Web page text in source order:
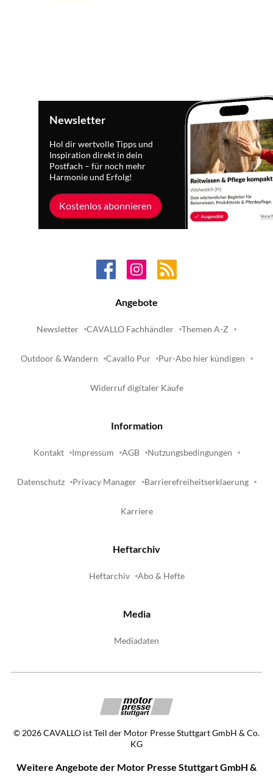
Newsletter
Hol dir wertvolle Tipps und
Inspiration direkt in dein
Postfach – für noch mehr
Harmonie und Erfolg!
Kostenlos abonnieren
Angebote
Newsletter CAVALLO Fachhändler Themen A-Z
Outdoor & Wandern Cavallo Pur Pur-Abo hier kündigen
Widerruf digitaler Käufe
Information
Kontakt Impressum AGB Nutzungsbedingungen
Datenschutz Privacy Manager Barrierefreiheitserklaerung
Karriere
Heftarchiv
Heftarchiv Abo & Hefte
Media
Mediadaten
©2026CAVALLO ist Teil der Motor Presse Stuttgart GmbH & Co.
KG
Weitere Angebote der Motor Presse Stuttgart GmbH &